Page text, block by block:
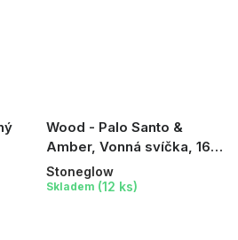
Wood - Palo Santo &
Amber, Vonná svíčka, 160
g
Stoneglow
Skladem (12 ks)